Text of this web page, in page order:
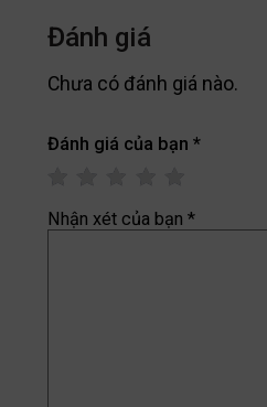
Đánh giá
Chưa có đánh giá nào.
Đánh giá của bạn *
Nhận xét của bạn *